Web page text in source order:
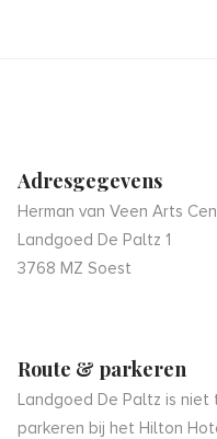
Adresgegevens
Herman van Veen Arts
Landgoed De Paltz 1
3768 MZ Soest
Route & parkeren
Landgoed De Paltz is niet
parkeren bij het Hilton